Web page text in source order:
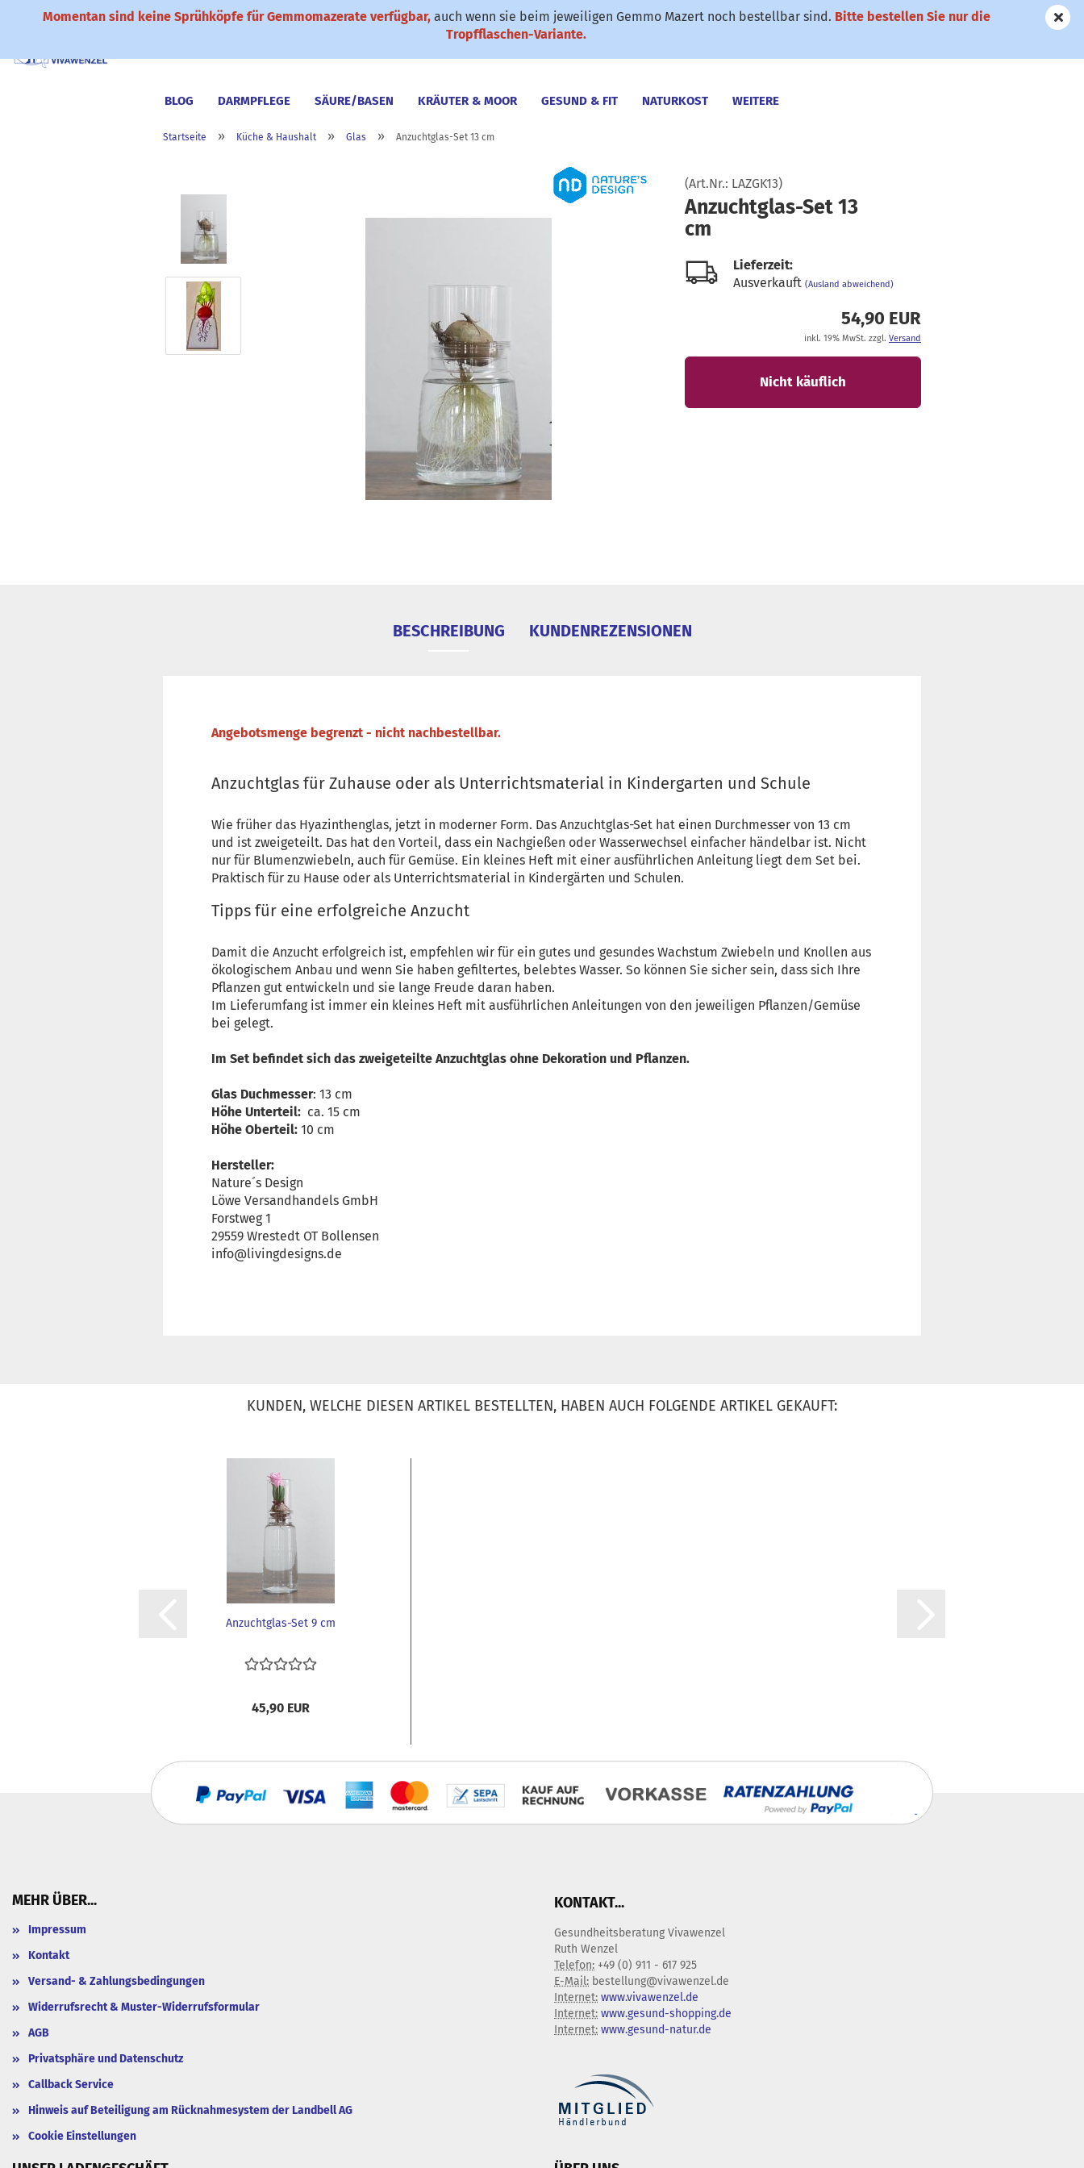
✆ 0911-61 79 25 SONDERANGEBOTE
Momentan sind keine Sprühköpfe für Gemmomazerate verfügbar, auch wenn sie beim jeweiligen Gemmo Mazert noch bestellbar sind. Bitte bestellen Sie nur die
Tropfflaschen-Variante.
BLOG DARMPFLEGE SÄURE/BASEN KRÄUTER & MOOR GESUND & FIT NATURKOST WEITERE
Startseite » Küche & Haushalt » Glas » Anzuchtglas-Set 13 cm
(Art.Nr.: LAZGK13)
Anzuchtglas-Set 13
cm
Lieferzeit:
Ausverkauft (Ausland abweichend)
54,90 EUR
inkl. 19% MwSt. zzgl. Versand
BESCHREIBUNG KUNDENREZENSIONEN
Angebotsmenge begrenzt - nicht nachbestellbar.
Anzuchtglas für Zuhause oder als Unterrichtsmaterial in Kindergarten und Schule
Wie früher das Hyazinthenglas, jetzt in moderner Form. Das Anzuchtglas-Set hat einen Durchmesser von 13 cm
und ist zweigeteilt. Das hat den Vorteil, dass ein Nachgießen oder Wasserwechsel einfacher händelbar ist. Nicht
nur für Blumenzwiebeln, auch für Gemüse. Ein kleines Heft mit einer ausführlichen Anleitung liegt dem Set bei.
Praktisch für zu Hause oder als Unterrichtsmaterial in Kindergärten und Schulen.
Tipps für eine erfolgreiche Anzucht
Damit die Anzucht erfolgreich ist, empfehlen wir für ein gutes und gesundes Wachstum Zwiebeln und Knollen aus
ökologischem Anbau und wenn Sie haben gefiltertes, belebtes Wasser. So können Sie sicher sein, dass sich Ihre
Pflanzen gut entwickeln und sie lange Freude daran haben.
Im Lieferumfang ist immer ein kleines Heft mit ausführlichen Anleitungen von den jeweiligen Pflanzen/Gemüse
bei gelegt.
Im Set befindet sich das zweigeteilte Anzuchtglas ohne Dekoration und Pflanzen.
Glas Duchmesser: 13 cm
Höhe Unterteil: ca. 15 cm
Höhe Oberteil: 10 cm
Hersteller:
Nature´s Design
Löwe Versandhandels GmbH
Forstweg 1
29559 Wrestedt OT Bollensen
info@livingdesigns.de
KUNDEN, WELCHE DIESEN ARTIKEL BESTELLTEN, HABEN AUCH FOLGENDE ARTIKEL GEKAUFT:
Anzuchtglas-Set 9 cm
45,90 EUR
MEHR ÜBER...
Impressum
Kontakt
Versand- & Zahlungsbedingungen
Widerrufsrecht & Muster-Widerrufsformular
AGB
Privatsphäre und Datenschutz
Callback Service
Hinweis auf Beteiligung am Rücknahmesystem der Landbell AG
Cookie Einstellungen
KONTAKT...
Gesundheitsberatung Vivawenzel
Ruth Wenzel
Telefon: +49 (0) 911 - 617 925
E-Mail: bestellung@vivawenzel.de
Internet: www.vivawenzel.de
Internet: www.gesund-shopping.de
Internet: www.gesund-natur.de